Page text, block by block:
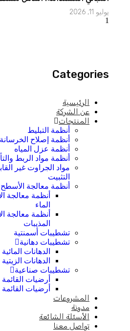
يوليو 11, 2026
Categories
الرئيسية
عن الشركة
المنتجات
أنظمة التبليط
أنظمة إصلاح الخرسانة
أنظمة عزل المياه
أنظمة مواد الربط
مواد الجراوت غير
التثبيت
أنظمة معالجة الأسطح
أنظمة معالجة
الماء
أنظمة معالجة
المذيبات
تشطيبات أسمنتية
تشطيبات دهانية
الدهانات المائية
الدهانات
تشطيبات صناعية
أرضيات
أرضيات
المشروعات
مدونة
الأسئلة الشائعة
تواصل معنا